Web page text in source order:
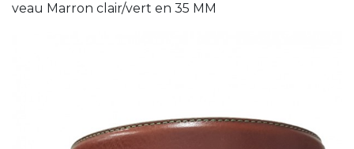
veau Marron clair/vert en 35 MM